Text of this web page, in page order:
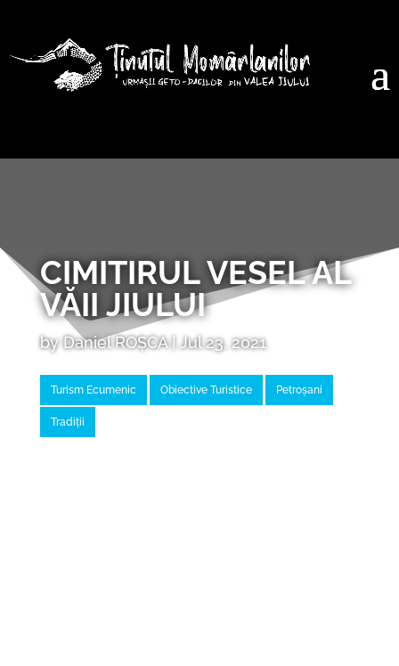
CIMITIRUL VESEL AL
VĂII JIULUI
byDaniel ROȘCA| Jul 23, 2021
Turism Ecumenic Obiective Turistice Petroșani
Tradiții